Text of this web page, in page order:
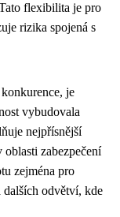
flexibilita je pro
rizika spojená s
je
vybudovala
nejpřísnější
oblasti zabezpečení
zejména pro
odvětví, kde